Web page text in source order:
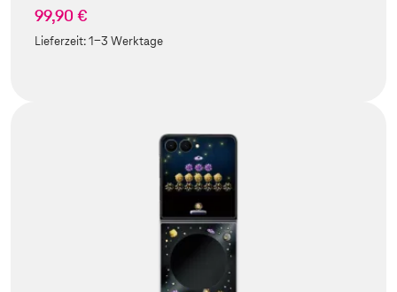
99,90 €
Lieferzeit:1-3 Werktage